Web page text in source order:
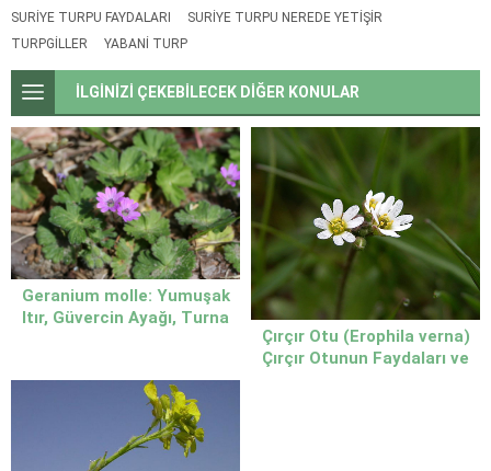
SURIYE TURPU FAYDALARI
SURIYE TURPU NEREDE YETIŞIR
TURPGILLER
YABANI TURP
İLGİNİZİ ÇEKEBİLECEK DİĞER KONULAR
Geranium molle: Yumuşak
Itır, Güvercin Ayağı, Turna
Çırçır Otu (Erophila verna)
Çırçır Otunun Faydaları ve